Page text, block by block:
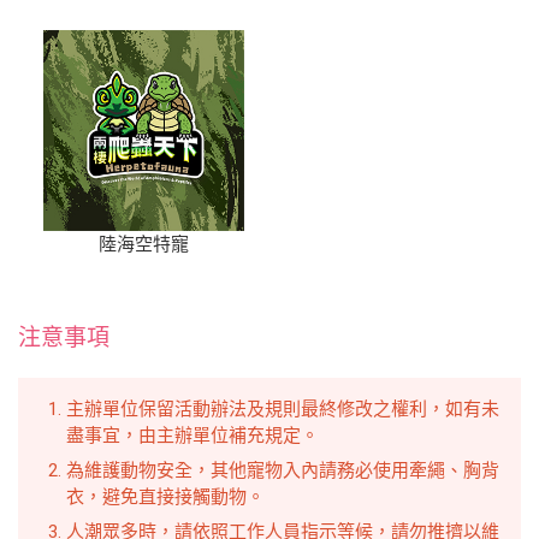
陸海空特寵
注意事項
主辦單位保留活動辦法及規則最終修改之權利，如有未
盡事宜，由主辦單位補充規定。
為維護動物安全，其他寵物入內請務必使用牽繩、胸背
衣，避免直接接觸動物。
人潮眾多時，請依照工作人員指示等候，請勿推擠以維